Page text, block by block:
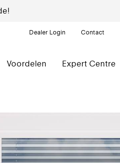
Dealer Login Contact
Voordelen Expert Centre